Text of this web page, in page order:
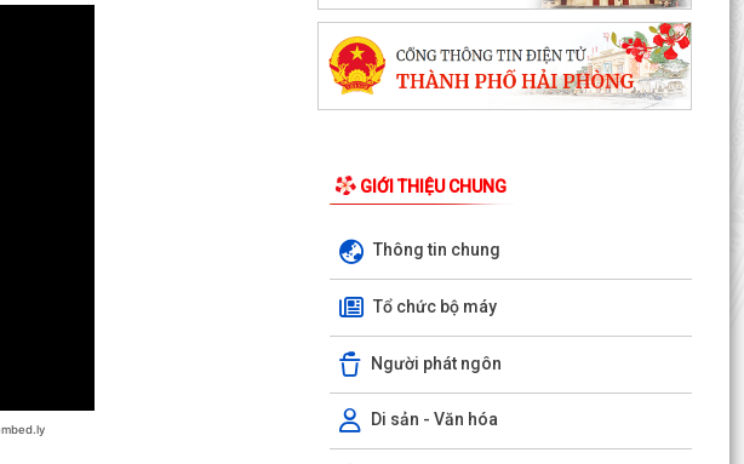
GIỚI THIỆU CHUNG
Thông tin chung
Tổ chức bộ máy
Người phát ngôn
Di sản - Văn hóa
PHƯỜNG NGÔ QUYỀN THÔNG TIN VỀ VỤ CHÁY
TẠI ĐƯỜNG TRẦN KHÁNH DƯ
DANH SÁCH ĐĂNG KÝ KINH DOANH THÁNG